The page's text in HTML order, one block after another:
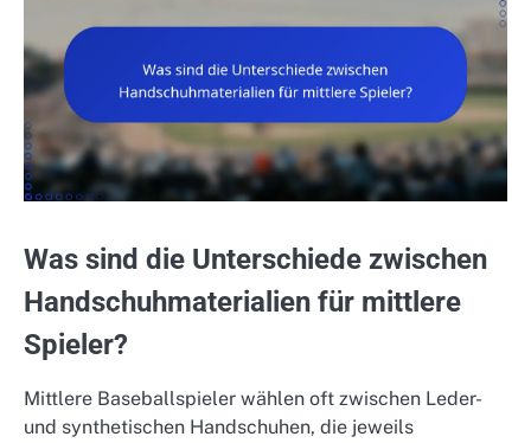
Was sind die Unterschiede zwischen
Handschuhmaterialien für mittlere
Spieler?
Mittlere Baseballspieler wählen oft zwischen Leder-
und synthetischen Handschuhen, die jeweils